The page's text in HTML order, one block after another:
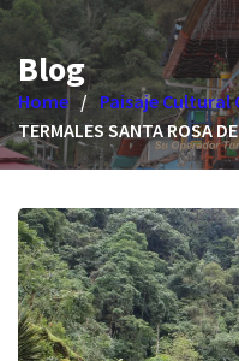
Blog
Home
Paisaje Cultural
TERMALES SANTA ROSA